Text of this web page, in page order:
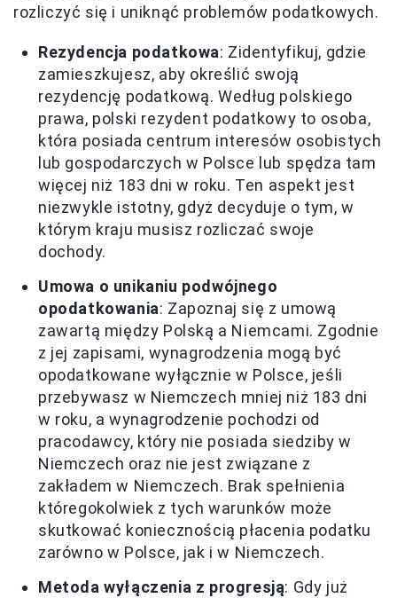
rozliczyć się i uniknąć problemów podatkowych.
Rezydencja podatkowa: Zidentyfikuj, gdzie
zamieszkujesz, aby określić swoją
rezydencję podatkową. Według polskiego
prawa, polski rezydent podatkowy to osoba,
która posiada centrum interesów osobistych
lub gospodarczych w Polsce lub spędza tam
więcej niż 183 dni w roku. Ten aspekt jest
niezwykle istotny, gdyż decyduje o tym, w
którym kraju musisz rozliczać swoje
dochody.
Umowa o unikaniu podwójnego
opodatkowania: Zapoznaj się z umową
zawartą między Polską a Niemcami. Zgodnie
z jej zapisami, wynagrodzenia mogą być
opodatkowane wyłącznie w Polsce, jeśli
przebywasz w Niemczech mniej niż 183 dni
w roku, a wynagrodzenie pochodzi od
pracodawcy, który nie posiada siedziby w
Niemczech oraz nie jest związane z
zakładem w Niemczech. Brak spełnienia
któregokolwiek z tych warunków może
skutkować koniecznością płacenia podatku
zarówno w Polsce, jak i w Niemczech.
Metoda wyłączenia z progresją: Gdy już